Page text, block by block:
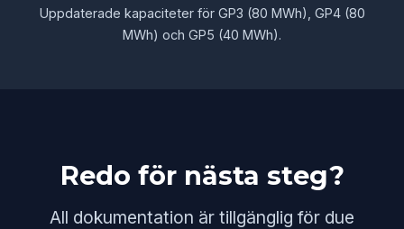
Uppdaterade kapaciteter för GP3 (80 MWh), GP4 (80
MWh) och GP5 (40 MWh).
Redo för nästa steg?
All dokumentation är tillgänglig för due